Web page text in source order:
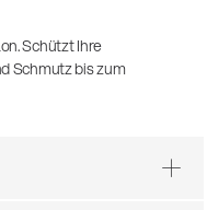
Schützt Ihre
Schmutz bis zum